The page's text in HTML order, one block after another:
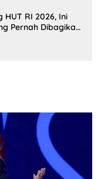
HUT RI 2026, Ini
Pernah Dibagikan